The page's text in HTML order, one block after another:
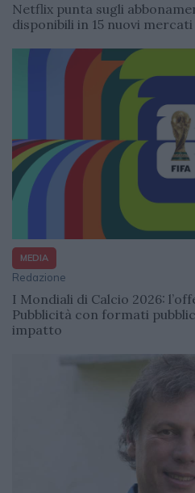
Netflix punta sugli
disponibili in 15 nuovi mercati
MEDIA
Redazione
I Mondiali di Calcio 2026:
Pubblicità con formati
impatto